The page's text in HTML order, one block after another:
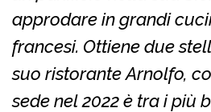
approdare in grandi
francesi. Ottiene due
suo ristorante Arnolfo,
sede nel 2022 è tra i più